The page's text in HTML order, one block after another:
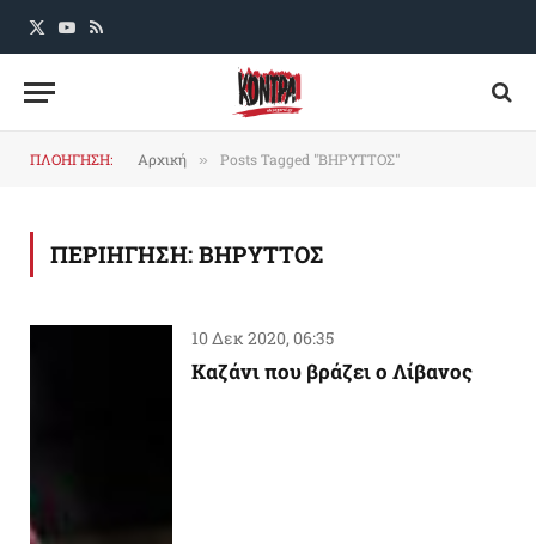
X
YouTube
RSS
ΠΛΟΗΓΗΣΗ: Αρχική » Posts Tagged "ΒΗΡΥΤΤΟΣ"
ΠΕΡΙΗΓΗΣΗ:ΒΗΡΥΤΤΟΣ
10 Δεκ 2020, 06:35
Καζάνι που βράζει ο Λίβανος